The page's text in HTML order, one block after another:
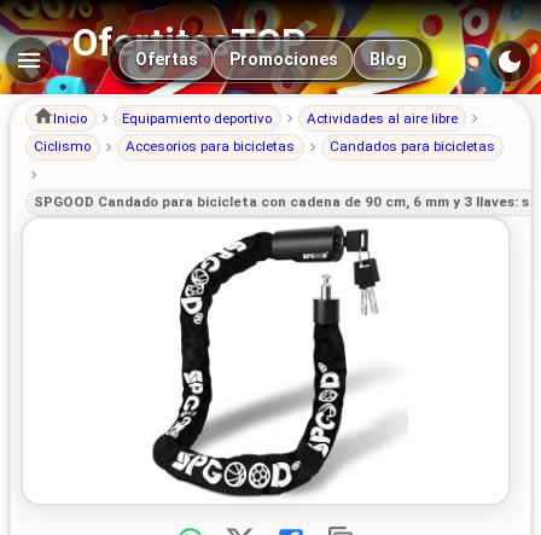
OfertitasTOP
Navegación principal
Ofertas Promociones Blog
Inicio Equipamiento deportivo
Actividades al aire libre
Ciclismo
Accesorios para bicicletas Candados para bicicletas
SPGOOD Candado para bicicleta con cadena de 90 cm, 6 mm y 3 llaves: